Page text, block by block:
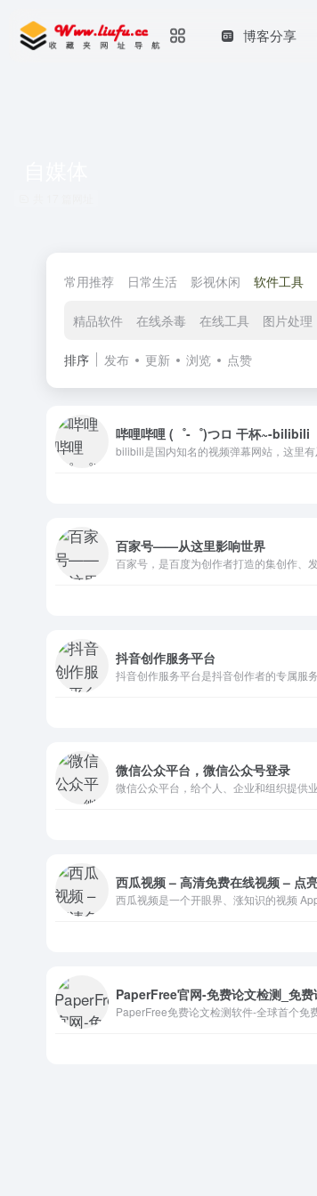
博客分享
常用推荐 日常生活 影视休闲 软件工具
精品软件 在线杀毒 在线工具 图片处理
排序 发布 更新 浏览 点赞
哔哩哔哩 (゜-゜)つロ 干杯~-bilibili
百家号——从这里影响世界
抖音创作服务平台
微信公众平台，微信公众号登录